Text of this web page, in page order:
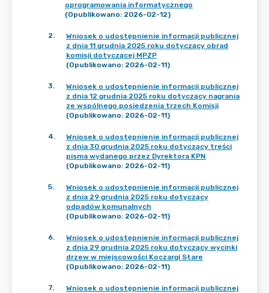
oprogramowania informatycznego
(Opublikowano: 2026-02-12)
2.
Wniosek o udostępnienie informacji publicznej
z dnia 11 grudnia 2025 roku dotyczący obrad
komisji dotyczącej MPZP
(Opublikowano: 2026-02-11)
3.
Wniosek o udostępnienie informacji publicznej
z dnia 12 grudnia 2025 roku dotyczący nagrania
ze wspólnego posiedzenia trzech Komisji
(Opublikowano: 2026-02-11)
4.
Wniosek o udostępnienie informacji publicznej
z dnia 30 grudnia 2025 roku dotyczący treści
pisma wydanego przez Dyrektora KPN
(Opublikowano: 2026-02-11)
5.
Wniosek o udostępnienie informacji publicznej
z dnia 29 grudnia 2025 roku dotyczący
odpadów komunalnych
(Opublikowano: 2026-02-11)
6.
Wniosek o udostępnienie informacji publicznej
z dnia 29 grudnia 2025 roku dotyczący wycinki
drzew w miejscowości Koczargi Stare
(Opublikowano: 2026-02-11)
7.
Wniosek o udostępnienie informacji publicznej